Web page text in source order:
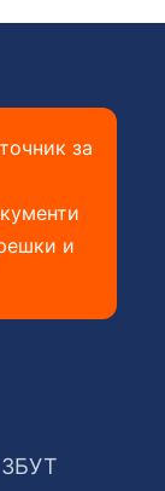
за
и
ЗБУТ